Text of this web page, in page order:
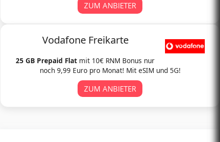
ZUM ANBIETER
Vodafone Freikarte
25 GB Prepaid Flat mit 10€ RNM Bonus nur
noch 9,99 Euro pro Monat! Mit eSIM und 5G!
ZUM ANBIETER